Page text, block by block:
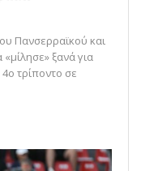
Πανσερραϊκού και
ξανά για
τρίποντο σε